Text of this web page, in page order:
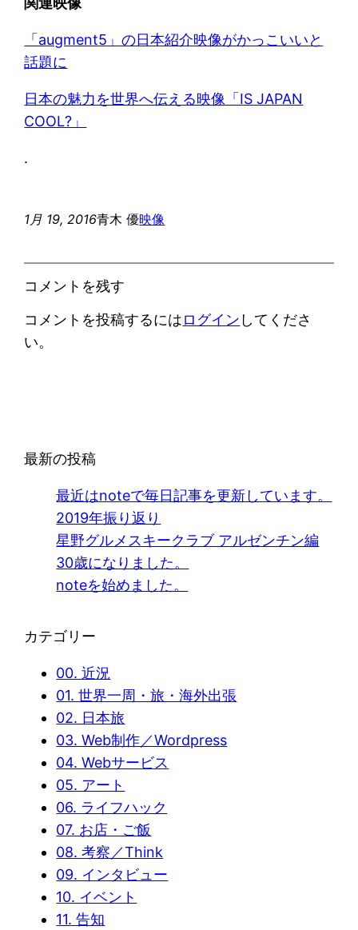
「augment5」の日本紹介映像がかっこいいと
話題に
日本の魅力を世界へ伝える映像「IS JAPAN
COOL?」
.
1月 19, 2016青木 優映像
コメントを残す
コメントを投稿するにはログイン してくださ
い。
最新の投稿
最近はnoteで毎日記事を更新しています。
2019年振り返り
星野グルメスキークラブ アルゼンチン編
30歳になりました。
noteを始めました。
カテゴリー
00. 近況
01. 世界一周・旅・海外出張
02. 日本旅
03. Web制作／Wordpress
04. Webサービス
05. アート
06. ライフハック
07. お店・ご飯
08. 考察／Think
09. インタビュー
10. イベント
11. 告知